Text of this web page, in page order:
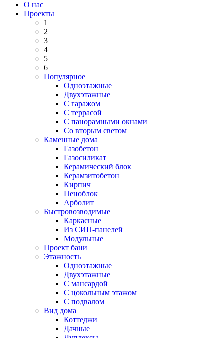
О нас
Проекты
1
2
3
4
5
6
Популярное
Одноэтажные
Двухэтажные
С гаражом
С террасой
С панорамными окнами
Со вторым светом
Каменные дома
Газобетон
Газосиликат
Керамический блок
Керамзитобетон
Кирпич
Пеноблок
Арболит
Быстровозводимые
Каркасные
Из СИП-панелей
Модульные
Проект бани
Этажность
Одноэтажные
Двухэтажные
С мансардой
C цокольным этажом
С подвалом
Вид дома
Коттеджи
Дачные